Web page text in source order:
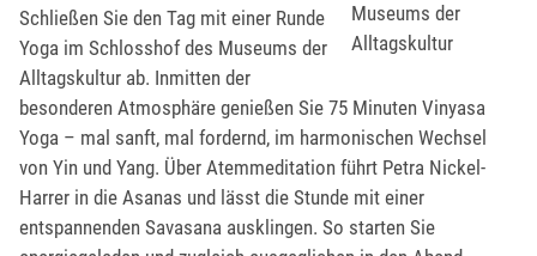
Museums der
Alltagskultur
Schließen Sie den Tag mit einer Runde
Yoga im Schlosshof des Museums der
Alltagskultur ab. Inmitten der
besonderen Atmosphäre genießen Sie 75 Minuten Vinyasa
Yoga – mal sanft, mal fordernd, im harmonischen Wechsel
von Yin und Yang. Über Atemmeditation führt Petra Nickel-
Harrer in die Asanas und lässt die Stunde mit einer
entspannenden Savasana ausklingen. So starten Sie